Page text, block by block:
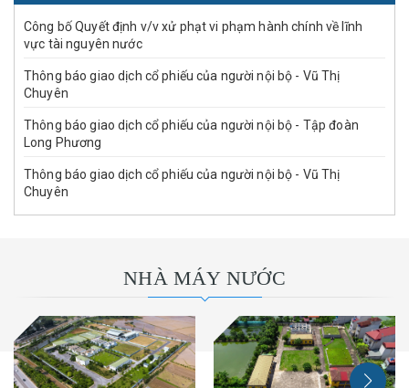
Công bố Quyết định v/v xử phạt vi phạm hành chính về lĩnh
vực tài nguyên nước
Thông báo giao dịch cổ phiếu của người nội bộ - Vũ Thị
Chuyên
Thông báo giao dịch cổ phiếu của người nội bộ - Tập đoàn
Long Phương
Thông báo giao dịch cổ phiếu của người nội bộ - Vũ Thị
Chuyên
NHÀ MÁY NƯỚC